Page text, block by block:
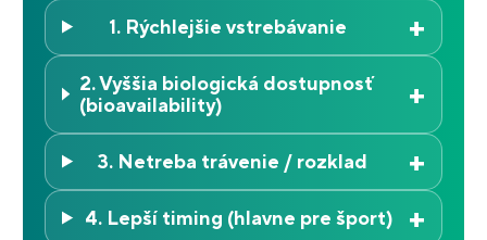
1. Rýchlejšie vstrebávanie +
2. Vyššia biologická dostupnosť
(bioavailability)
+
3. Netreba trávenie / rozklad +
4. Lepší timing (hlavne pre šport) +